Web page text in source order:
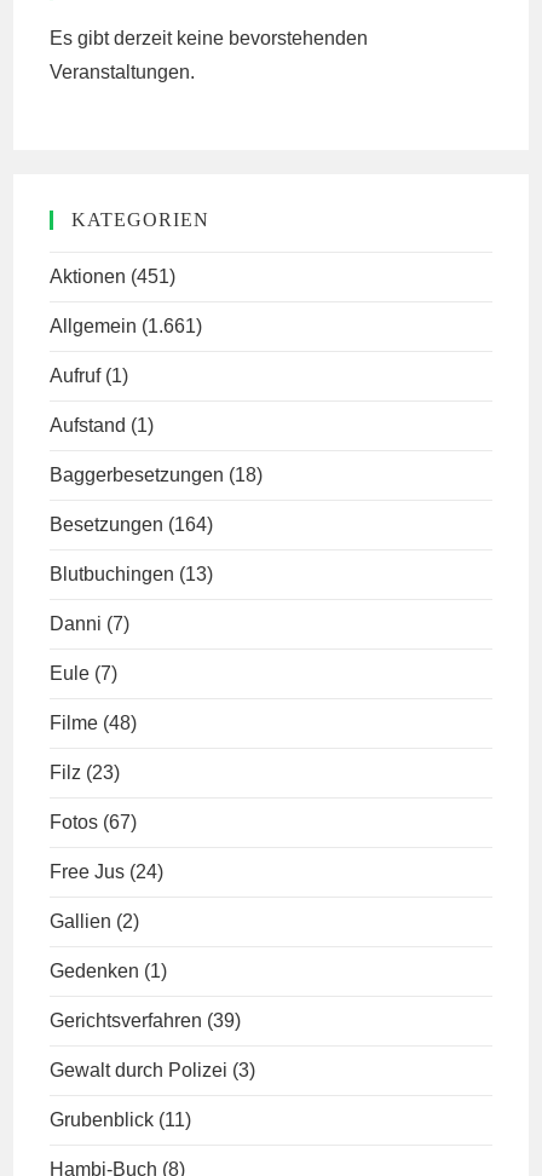
Es gibt derzeit keine bevorstehenden
Veranstaltungen.
KATEGORIEN
Aktionen (451)
Allgemein (1.661)
Aufruf (1)
Aufstand (1)
Baggerbesetzungen (18)
Besetzungen (164)
Blutbuchingen (13)
Danni (7)
Eule (7)
Filme (48)
Filz (23)
Fotos (67)
Free Jus (24)
Gallien (2)
Gedenken (1)
Gerichtsverfahren (39)
Gewalt durch Polizei (3)
Grubenblick (11)
Hambi-Buch (8)